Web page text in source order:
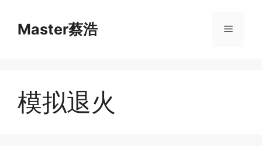
Master蔡浩 菜
模拟退火